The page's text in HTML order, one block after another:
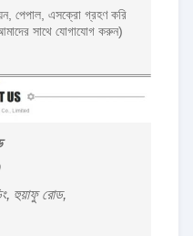
পেপাল, এসক্রো গ্রহণ করি
সাথে যোগাযোগ করুন)
হুয়াফু রোড,